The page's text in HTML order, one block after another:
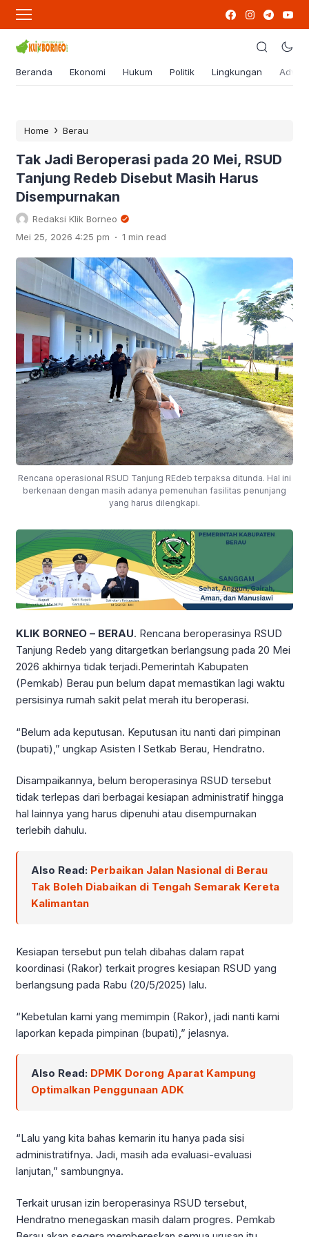
Beranda Ekonomi Hukum Politik Lingkungan
Home › Berau
Tak Jadi Beroperasi pada 20 Mei, RSUD
Tanjung Redeb Disebut Masih Harus
Disempurnakan
Redaksi Klik Borneo
Mei 25, 2026 4:25 pm . 1 min read
Rencana operasional RSUD Tanjung REdeb terpaksa ditunda. Hal ini
berkenaan dengan masih adanya pemenuhan fasilitas penunjang
yang harus dilengkapi.
KLIK BORNEO – BERAU. Rencana beroperasinya RSUD
Tanjung Redeb yang ditargetkan berlangsung pada 20 Mei
2026 akhirnya tidak terjadi.Pemerintah Kabupaten
(Pemkab) Berau pun belum dapat memastikan lagi waktu
persisinya rumah sakit pelat merah itu beroperasi.
“Belum ada keputusan. Keputusan itu nanti dari pimpinan
(bupati),” ungkap Asisten I Setkab Berau, Hendratno.
Disampaikannya, belum beroperasinya RSUD tersebut
tidak terlepas dari berbagai kesiapan administratif hingga
hal lainnya yang harus dipenuhi atau disempurnakan
terlebih dahulu.
Also Read: Perbaikan Jalan Nasional di Berau
Tak Boleh Diabaikan di Tengah Semarak Kereta
Kalimantan
Kesiapan tersebut pun telah dibahas dalam rapat
koordinasi (Rakor) terkait progres kesiapan RSUD yang
berlangsung pada Rabu (20/5/2025) lalu.
“Kebetulan kami yang memimpin (Rakor), jadi nanti kami
laporkan kepada pimpinan (bupati),” jelasnya.
Also Read: DPMK Dorong Aparat Kampung
Optimalkan Penggunaan ADK
“Lalu yang kita bahas kemarin itu hanya pada sisi
administratifnya. Jadi, masih ada evaluasi-evaluasi
lanjutan,” sambungnya.
Terkait urusan izin beroperasinya RSUD tersebut,
Hendratno menegaskan masih dalam progres. Pemkab